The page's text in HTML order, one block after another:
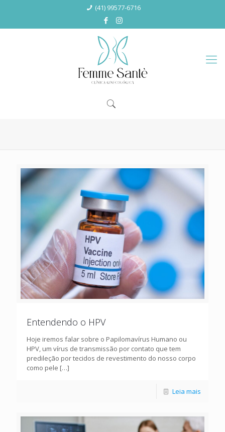
(41) 99577-6716
Entendendo o HPV
Hoje iremos falar sobre o Papilomavírus Humano ou
HPV, um vírus de transmissão por contato que tem
predileção por tecidos de revestimento do nosso corpo
como pele […]
Leia mais